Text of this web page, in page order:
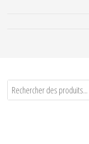
LA SOURBERE